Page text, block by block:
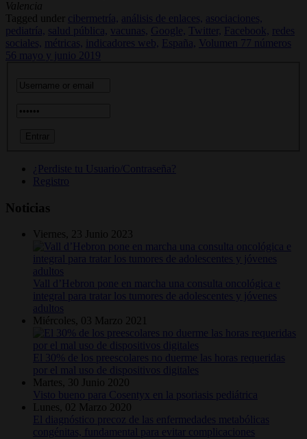
Valencia
Tagged under
cibermetría, análisis de enlaces, asociaciones,
pediatría, salud pública, vacunas, Google, Twitter, Facebook,
redes
sociales,
métricas, indicadores web, España,
Volumen 77 números
56 mayo y junio 2019
¿Perdiste tu Usuario/Contraseña?
Registro
Noticias
Viernes, 23 Junio 2023
Vall d’Hebron pone en marcha una consulta oncológica e
integral para tratar los tumores de adolescentes y jóvenes
adultos
Miércoles, 03 Marzo 2021
El 30% de los preescolares no duerme las horas requeridas
por el mal uso de dispositivos digitales
Martes, 30 Junio 2020
Visto bueno para Cosentyx en la psoriasis pediátrica
Lunes, 02 Marzo 2020
El diagnóstico precoz de las enfermedades metabólicas
congénitas, fundamental para evitar complicaciones